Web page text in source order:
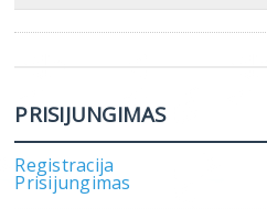
PRISIJUNGIMAS
Registracija
Prisijungimas